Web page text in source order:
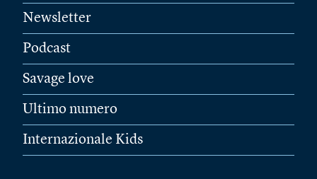
Newsletter
Podcast
Savage love
Ultimo numero
Internazionale Kids